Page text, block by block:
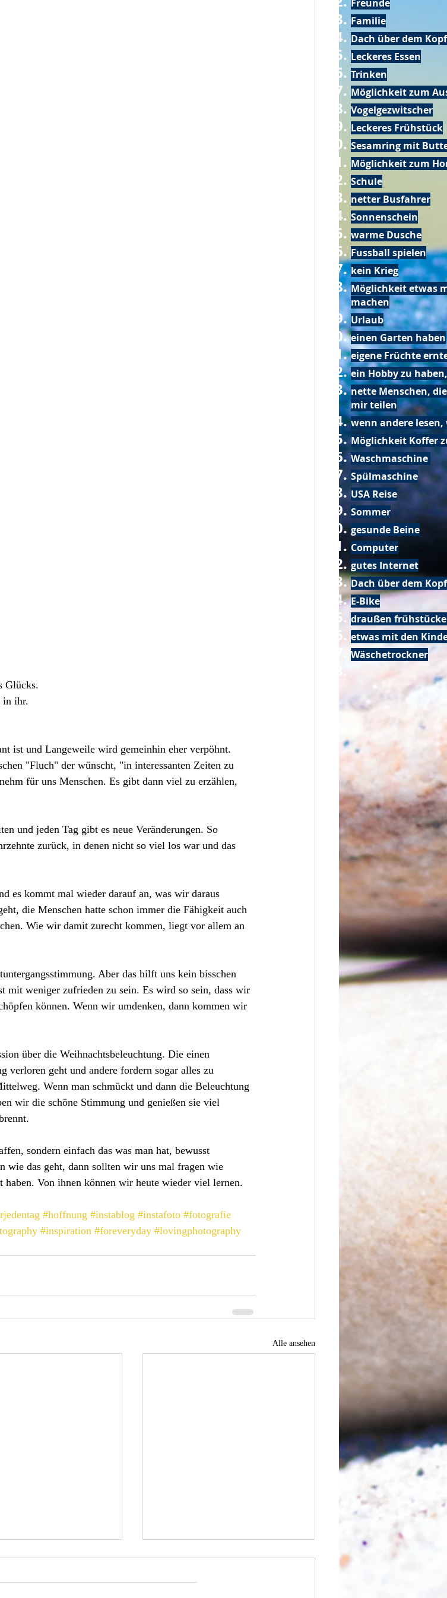
Glücks.
in ihr.
ist und Langeweile wird gemeinhin eher verpöhnt.
"Fluch" der wünscht, "in interessanten Zeiten zu
für uns Menschen. Es gibt dann viel zu erzählen,
und jeden Tag gibt es neue Veränderungen. So
zurück, in denen nicht so viel los war und das
es kommt mal wieder darauf an, was wir daraus
die Menschen hatte schon immer die Fähigkeit auch
Wie wir damit zurecht kommen, liegt vor allem an
Aber das hilft uns kein bisschen
mit weniger zufrieden zu sein. Es wird so sein, dass wir
können. Wenn wir umdenken, dann kommen wir
über die Weihnachtsbeleuchtung. Die einen
verloren geht und andere fordern sogar alles zu
Wenn man schmückt und dann die Beleuchtung
wir die schöne Stimmung und genießen sie viel
sondern einfach das was man hat, bewusst
wie das geht, dann sollten wir uns mal fragen wie
haben. Von ihnen können wir heute wieder viel lernen.
#hoffnung #instablog #instafoto #fotografie
#inspiration #foreveryday #lovingphotography
Alle ansehen
Freunde
Familie
Dach über dem Kopf
Leckeres Essen
Trinken
Möglichkeit zum
Vogelgezwitscher
Leckeres Frühstück
Sesamring mit
Möglichkeit zum
Schule
netter Busfahrer
Sonnenschein
warme Dusche
Fussball spielen
kein Krieg
Möglichkeit etwas
machen
Urlaub
einen Garten haben
eigene Früchte
ein Hobby zu
nette Menschen,
mir teilen
wenn andere lesen,
Möglichkeit Koffer
Waschmaschine
Spülmaschine
USA Reise
Sommer
gesunde Beine
Computer
gutes Internet
Dach über dem Kopf
E-Bike
draußen
etwas mit den
Wäschetrockner